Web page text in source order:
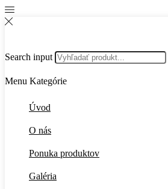
Search input
Menu Kategórie
Úvod
O nás
Ponuka produktov
Galéria